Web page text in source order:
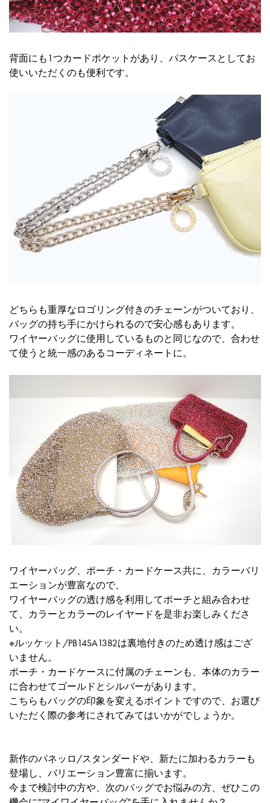
背面にも1つカードポケットがあり、パスケースとしてお
使いいただくのも便利です。
どちらも重厚なロゴリング付きのチェーンがついており、
バッグの持ち手にかけられるので安心感もあります。
ワイヤーバッグに使用しているものと同じなので、合わせ
て使うと統一感のあるコーディネートに。
ワイヤーバッグ、ポーチ・カードケース共に、カラーバリ
エーションが豊富なので、
ワイヤーバッグの透け感を利用してポーチと組み合わせ
て、カラーとカラーのレイヤードを是非お楽しみくださ
い。
※ルッケット/PB14SA1382は裏地付きのため透け感はござ
いません。
ポーチ・カードケースに付属のチェーンも、本体のカラー
に合わせてゴールドとシルバーがあります。
こちらもバッグの印象を変えるポイントですので、お選び
いただく際の参考にされてみてはいかがでしょうか。
新作のパネッロ/スタンダードや、新たに加わるカラーも
登場し、バリエーション豊富に揃います。
今まで検討中の方や、次のバッグでお悩みの方、ぜひこの